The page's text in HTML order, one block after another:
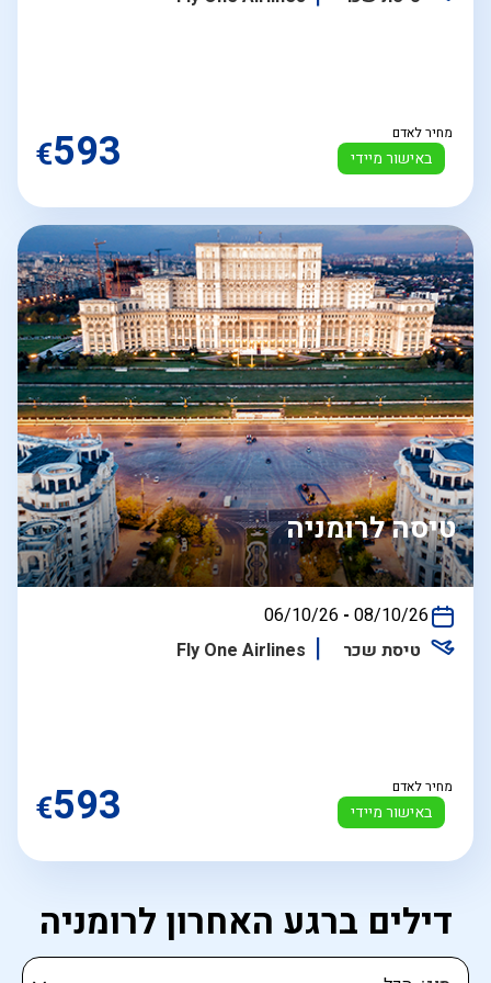
באישור מיידי
מחיר לאדם €593
טיסה לרומניה
בין
06/10/26 - 08/10/26
טיסת שכר
Fly One Airlines
באישור מיידי
מחיר לאדם €593
דילים ברגע האחרון לרומניה